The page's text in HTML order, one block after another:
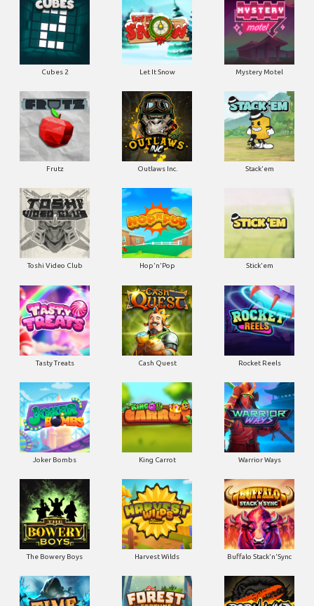
Cubes 2 Let It Snow Mystery Motel
Frutz Outlaws Inc. Stack'em
Toshi Video Club Hop'n'Pop Stick'em
Tasty Treats Cash Quest Rocket Reels
Joker Bombs King Carrot Warrior Ways
The Bowery Boys Harvest Wilds Buffalo Stack'n'Sync